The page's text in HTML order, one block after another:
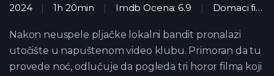
2024 1h 20min Imdb Ocena: 6.9 Domaci filmovi (2024)
Nakon neuspele pljačke lokalni bandit pronalazi
utočište u napuštenom video klubu. Primoran da tu
provede noć, odlučuje da pogleda tri horor filma koji